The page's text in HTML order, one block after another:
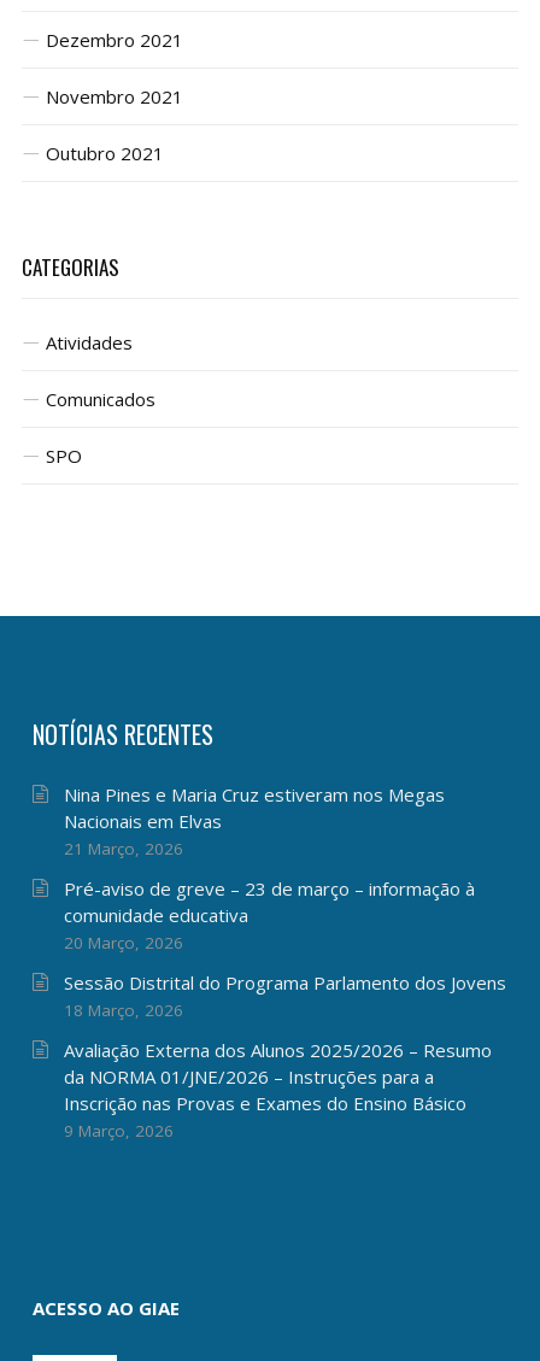
Dezembro 2021
Novembro 2021
Outubro 2021
CATEGORIAS
Atividades
Comunicados
SPO
NOTÍCIAS RECENTES
Nina Pines e Maria Cruz estiveram nos Megas
Nacionais em Elvas
21 Março, 2026
Pré-aviso de greve – 23 de março – informação à
comunidade educativa
20 Março, 2026
Sessão Distrital do Programa Parlamento dos Jovens
18 Março, 2026
Avaliação Externa dos Alunos 2025/2026 – Resumo
da NORMA 01/JNE/2026 – Instruções para a
Inscrição nas Provas e Exames do Ensino Básico
9 Março, 2026
ACESSO AO GIAE